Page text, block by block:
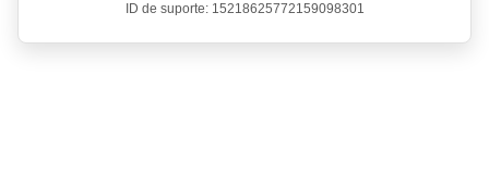
ID de suporte: 15218625772159098301